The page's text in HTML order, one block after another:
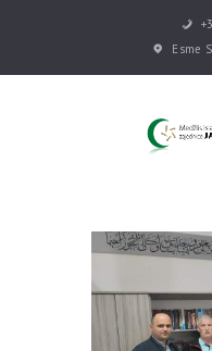
Esme
POČETNA
DŽEMATI
USLUGE